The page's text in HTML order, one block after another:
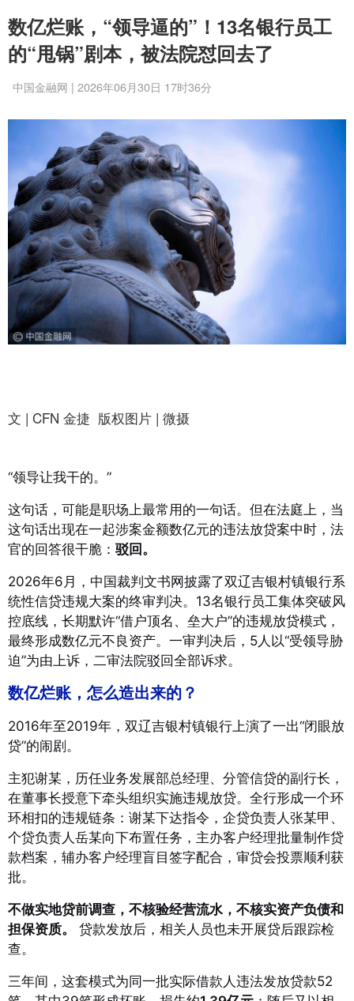
数亿烂账，“领导逼的”！13名银行员工
的“甩锅”剧本，被法院怼回去了
中国金融网 | 2026年06月30日 17时36分
文 | CFN 金捷 版权图片 | 微摄
“领导让我干的。”
这句话，可能是职场上最常用的一句话。但在法庭上，当
这句话出现在一起涉案金额数亿元的违法放贷案中时，法
官的回答很干脆： 驳回。
2026年6月，中国裁判文书网披露了双辽吉银村镇银行系
统性信贷违规大案的终审判决。13名银行员工集体突破风
控底线，长期默许“借户顶名、垒大户”的违规放贷模式，
最终形成数亿元不良资产。一审判决后，5人以“受领导胁
迫”为由上诉，二审法院驳回全部诉求。
数亿烂账，怎么造出来的？
2016年至2019年，双辽吉银村镇银行上演了一出“闭眼放
贷”的闹剧 。
主犯谢某，历任业务发展部总经理、分管信贷的副行长，
在董事长授意下牵头组织实施违规放贷。全行形成一个环
环相扣的违规链条：谢某下达指令，企贷负责人张某甲、
个贷负责人岳某向下布置任务，主办客户经理批量制作贷
款档案，辅办客户经理盲目签字配合，审贷会投票顺利获
批。
不做实地贷前调查，不核验经营流水，不核实资产负债和
担保资质。
贷款发放后，相关人员也未开展贷后跟踪检
查。
三年间，这套模式为同一批实际借款人违法发放贷款52